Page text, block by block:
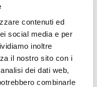
contenuti ed
social media e per
inoltre
il nostro sito con i
dei dati web,
combinarle
lo stato
ai